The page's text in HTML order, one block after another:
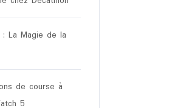
La Magie de la
de course à
5